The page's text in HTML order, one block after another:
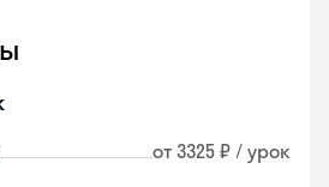
от 3325 ₽ / урок